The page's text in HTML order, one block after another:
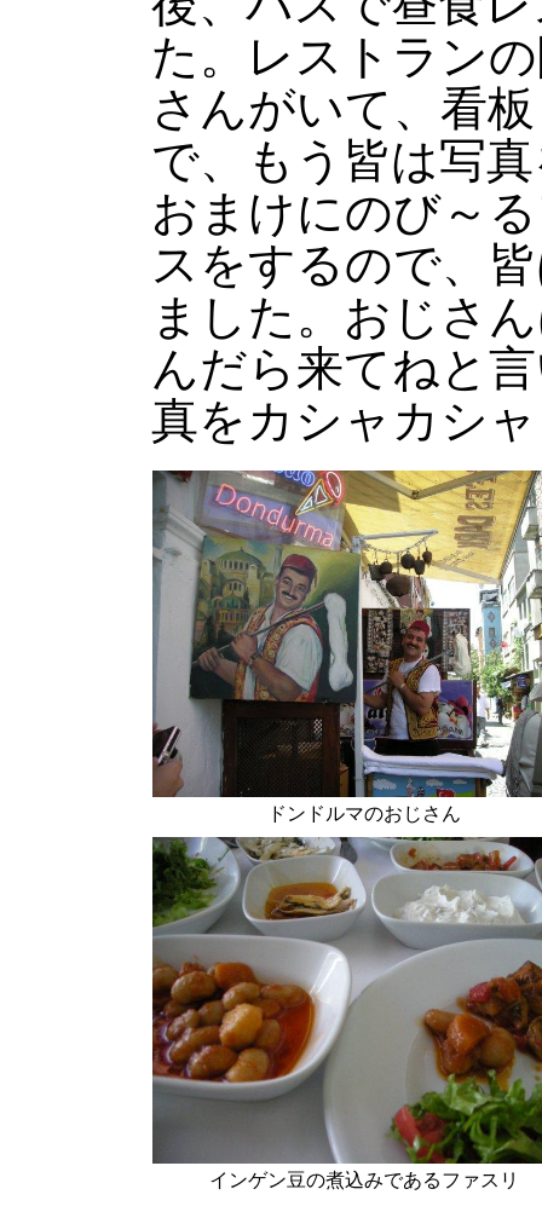
た。レストラン
さんがいて、看
で、もう皆は写
おまけにのび～
スをするので、
ました。おじさ
んだら来てねと
真をカシャカシ
ドンドルマのおじさん
インゲン豆の煮込みであるファスリ